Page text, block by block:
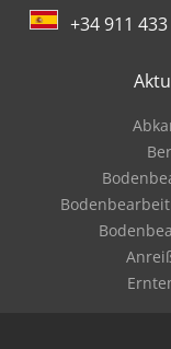
+34 911